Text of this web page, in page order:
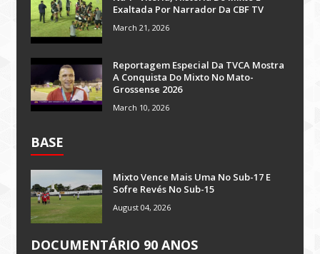
Exaltada Por Narrador Da CBF TV
March 21, 2026
Reportagem Especial Da TVCA Mostra
A Conquista Do Mixto No Mato-
Grossense 2026
March 10, 2026
BASE
Mixto Vence Mais Uma No Sub-17 E
Sofre Revés No Sub-15
August 04, 2026
DOCUMENTÁRIO 90 ANOS